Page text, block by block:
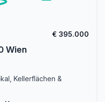
€ 395.000
Wien
Kellerflächen &